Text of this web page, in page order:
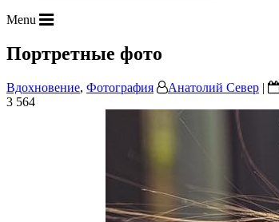
Menu
Портретные фото
Вдохновение, Фотография Анатолий Север |
3 564